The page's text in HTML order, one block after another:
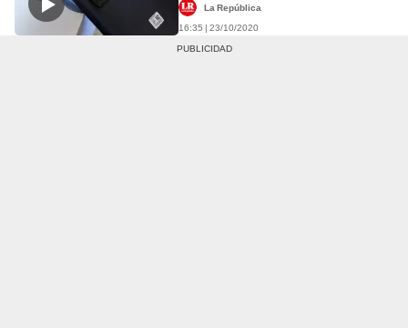
La República
16:35 | 23/10/2020